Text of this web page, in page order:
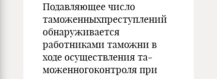
Подавляющее число
таможенныхпреступлений
обнару­живается
работниками таможни в
ходе осуществления та­
моженногоконтроля при